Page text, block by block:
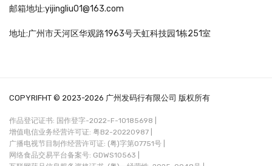
邮箱地址:yijingliu01@163.com
地址:广州市天河区华观路1963号天虹科技园1栋251室
COPYRIFHT © 2023-2026 广州发码行有限公司 版权所有
作品登记证书: 国作登字-2022-F-10185698 |
增值电信业务经营许可证: 粤B2-20220987 |
广播电视节目制作经营许可证: (粤)字第07751号 |
网络食品交易平台备案号: GDWS10563 |